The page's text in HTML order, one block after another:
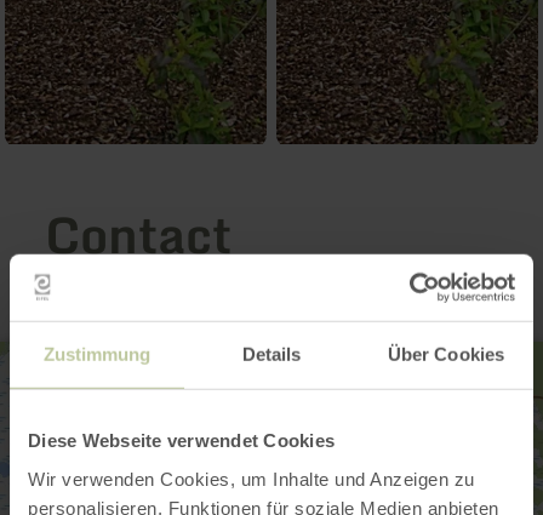
Zustimmung Details Über Cookies
Diese Webseite verwendet Cookies
Wir verwenden Cookies, um Inhalte und Anzeigen zu
personalisieren, Funktionen für soziale Medien anbieten
Contact